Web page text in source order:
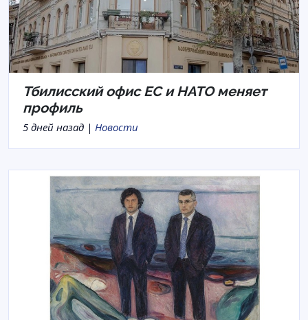
Тбилисский офис ЕС и НАТО меняет
профиль
5 дней назад | Новости